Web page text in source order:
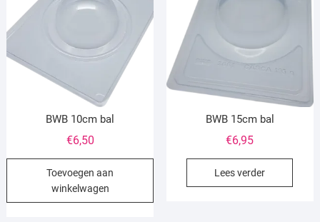
BWB 10cm bal
€6,50
Toevoegen aan
winkelwagen
BWB 15cm bal
€6,95
Lees verder